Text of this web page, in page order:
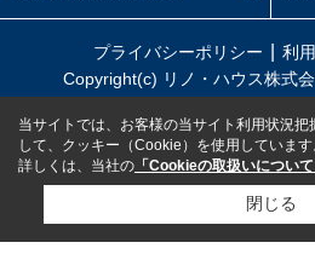
プライバシーポリシー 利
Copyright(c) リノ・ハウス株式
当サイトでは、お客様の当サイト利用状況把
して、クッキー（Cookie）を使用しています
詳しくは、当社の 「Cookieの取扱いについて
閉じる